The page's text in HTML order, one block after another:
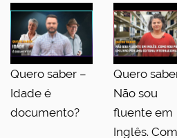
Quero saber –
Idade é
documento?
Quero
Não sou
fluente em
Inglês.